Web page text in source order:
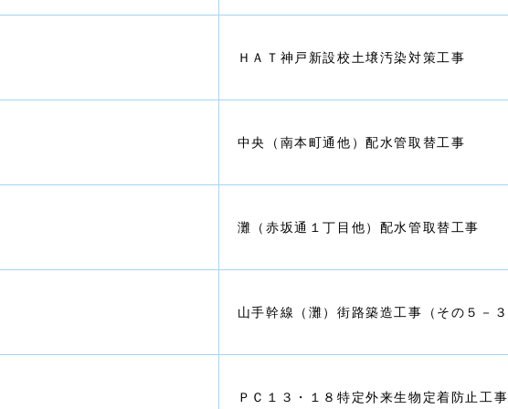
ＨＡＴ神戸新設校土壌汚染対策工事
中央（南本町通他）配水管取替工事
灘（赤坂通１丁目他）配水管取替工事
山手幹線（灘）街路築造工事（その５－
ＰＣ１３・１８特定外来生物定着防止工事